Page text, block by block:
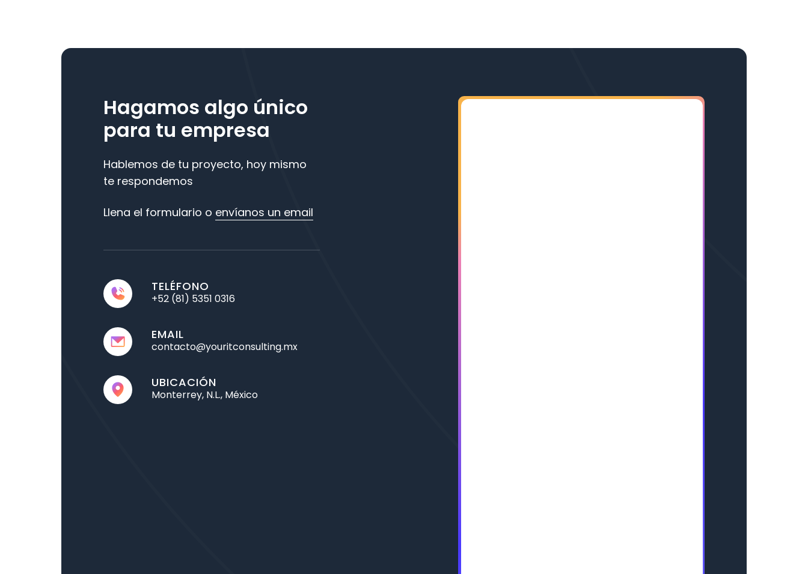
Hagamos algo único
para tu empresa
Hablemos de tu proyecto, hoy mismo
te respondemos
Llena el formulario o envíanos un email
TELÉFONO
+52 (81) 5351 0316
EMAIL
contacto@youritconsulting.mx
UBICACIÓN
Monterrey, N.L., México